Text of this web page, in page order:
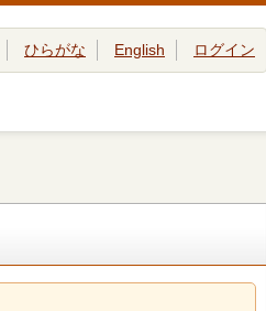
ひらがな English ログイン